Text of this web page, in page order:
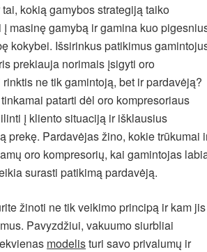
kokią gamybos strategiją taiko
masinę gamybą ir gamina kuo
kokybei. Išsirinkus patikimus
prekiauja norimais įsigyti oro
ne tik gamintoją, bet ir pardavėją?
patarti dėl oro kompresoriaus
į kliento situaciją ir išklausius
prekę. Pardavėjas žino, kokie trūkumai
oro kompresorių, kai gamintojas
surasti patikimą pardavėją.
žinoti ne tik veikimo principą ir kam jis
Pavyzdžiui, vakuumo siurbliai
modelisturi savo privalumų ir